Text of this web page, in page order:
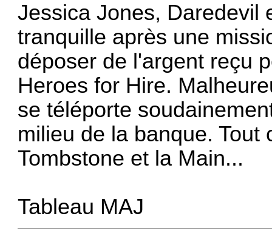
Jessica Jones, Daredevil
tranquille après une
déposer de l'argent reçu
Heroes for Hire.
se téléporte
milieu de la banque.
Tombstone et la Main...
Tableau MAJ